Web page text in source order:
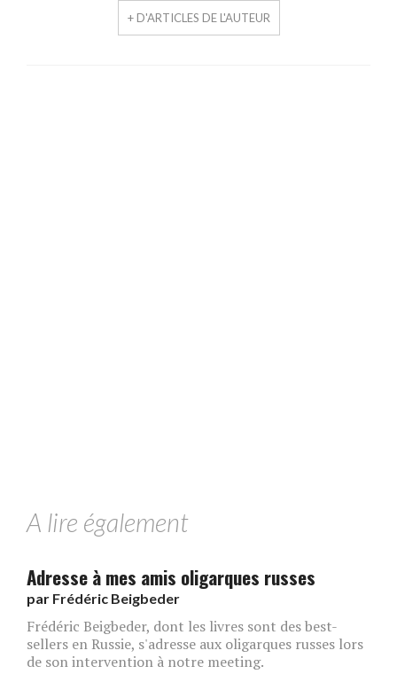
+ D'ARTICLES DE L'AUTEUR
A lire également
Adresse à mes amis oligarques russes
par Frédéric Beigbeder
Frédéric Beigbeder, dont les livres sont des best-
sellers en Russie, s'adresse aux oligarques russes lors
de son intervention à notre meeting.